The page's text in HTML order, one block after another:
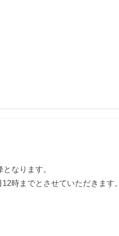
なります。
時までとさせていただきます。